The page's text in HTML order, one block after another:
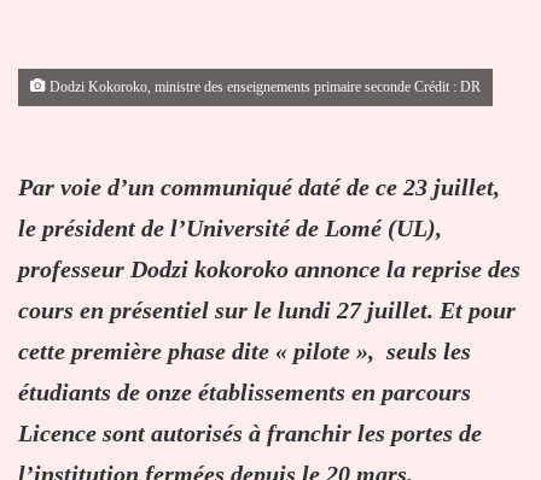
Dodzi Kokoroko, ministre des enseignements primaire seconde Crédit : DR
Par voie d’un communiqué daté de ce 23 juillet,
le président de l’Université de Lomé (UL),
professeur Dodzi kokoroko annonce la reprise des
cours en présentiel sur le lundi 27 juillet. Et pour
cette première phase dite « pilote », seuls les
étudiants de onze établissements en parcours
Licence sont autorisés à franchir les portes de
l’institution fermées depuis le 20 mars.